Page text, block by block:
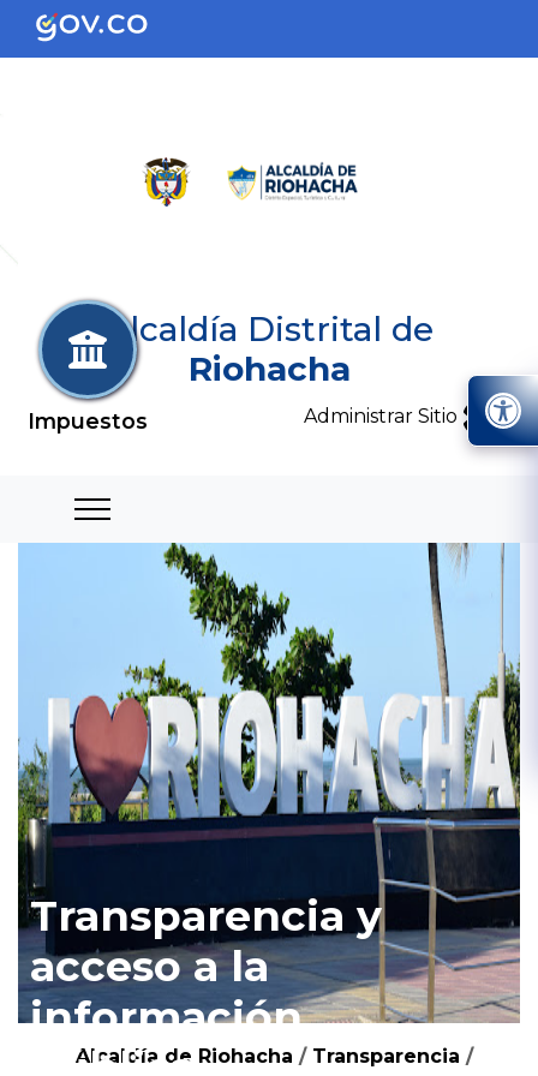
Alcaldía Distrital de
Riohacha
Administrar Sitio
Transparencia y
acceso a la
información
Alcaldía de Riohacha / Transparencia /
Impuestos